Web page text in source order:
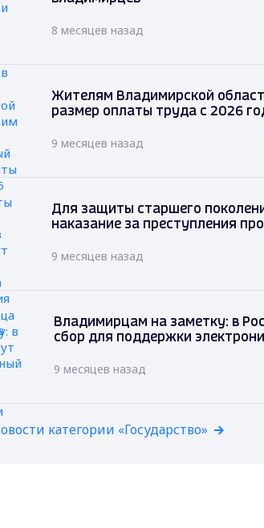
8 месяцев назад
Жителям Владимирской
размер оплаты труда с 2026
9 месяцев назад
Для защиты старшего
наказание за преступления
9 месяцев назад
Владимирцам на заметку: в
сбор для поддержки
9 месяцев назад
категории «Государство»